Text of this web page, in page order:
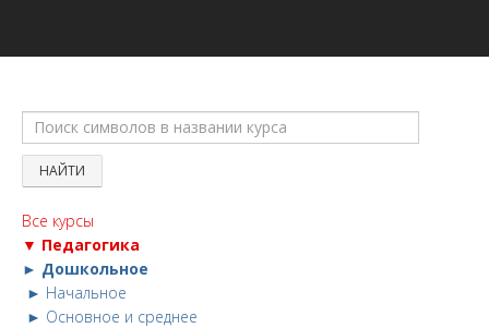
Все курсы
▼ Педагогика
► Дошкольное
► Начальное
► Основное и среднее